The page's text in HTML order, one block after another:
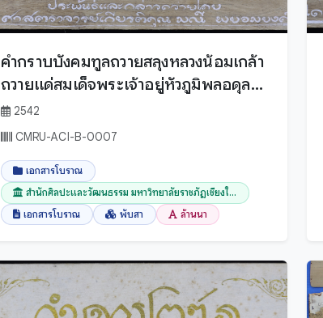
คำกราบบังคมทูลถวายสลุงหลวงน้อมเกล้า
ถวายแด่สมเด็จพระเจ้าอยู่หัวภูมิพลอดุลย
เดชภัทรมหาราช ในพระบรมราชวโรกาส
ครบรอบพระชนมายุ 72 พรรษา
2542
CMRU-ACI-B-0007
เอกสารโบราณ
สำนักศิลปะและวัฒนธรรม มหาวิทยาลัยราชภัฏเชียงใ...
เอกสารโบราณ
พับสา ล้านนา